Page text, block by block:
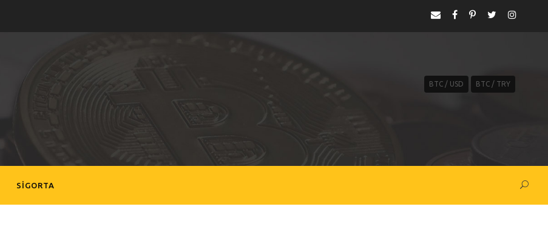
BTC / USD BTC / TRY
SIGORTA